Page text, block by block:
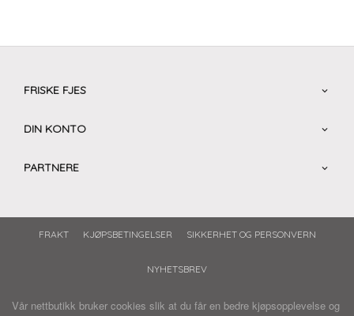
FRISKE FJES
DIN KONTO
PARTNERE
FRAKT KJØPSBETINGELSER SIKKERHET OG PERSONVERN
NYHETSBREV
Vår nettbutikk bruker cookies slik at du får en bedre kjøpsopplevelse og